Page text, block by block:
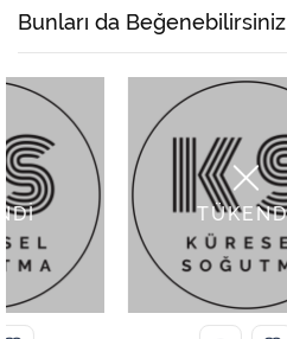
Bunları da Beğenebilirsiniz
TÜKENDİ